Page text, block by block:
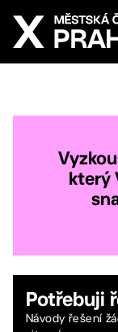
Přejít na hlavní
Úvodní
který
Potřebuji
Návody řešení